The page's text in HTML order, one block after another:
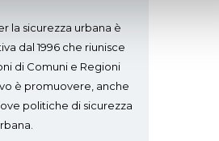
la sicurezza urbana è
dal 1996 che riunisce
di Comuni e Regioni
è promuovere, anche
politiche di sicurezza